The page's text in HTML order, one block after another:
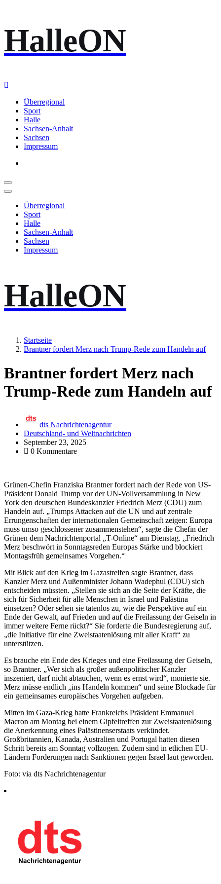
Inhalt
springen
HalleON
Überregional
Sport
Halle
Sachsen-Anhalt
Sachsen
Impressum
Überregional
Sport
Halle
Sachsen-Anhalt
Sachsen
Impressum
HalleON
Startseite
Brantner fordert Merz nach Trump-Rede zum Handeln auf
Brantner fordert Merz nach
Trump-Rede zum Handeln auf
dts Nachrichtenagentur
Deutschland- und Weltnachrichten
September 23, 2025
0 Kommentare
Grünen-Chefin Franziska Brantner fordert nach der Rede von US-
Präsident Donald Trump vor der UN-Vollversammlung in New
York den deutschen Bundeskanzler Friedrich Merz (CDU) zum
Handeln auf. „Trumps Attacken auf die UN und auf zentrale
Errungenschaften der internationalen Gemeinschaft zeigen: Europa
muss umso geschlossener zusammenstehen“, sagte die Chefin der
Grünen dem Nachrichtenportal „T-Online“ am Dienstag. „Friedrich
Merz beschwört in Sonntagsreden Europas Stärke und blockiert
Montagsfrüh gemeinsames Vorgehen.“
Mit Blick auf den Krieg im Gazastreifen sagte Brantner, dass
Kanzler Merz und Außenminister Johann Wadephul (CDU) sich
entscheiden müssten. „Stellen sie sich an die Seite der Kräfte, die
sich für Sicherheit für alle Menschen in Israel und Palästina
einsetzen? Oder sehen sie tatenlos zu, wie die Perspektive auf ein
Ende der Gewalt, auf Frieden und auf die Freilassung der Geiseln in
immer weitere Ferne rückt?“ Sie forderte die Bundesregierung auf,
„die Initiative für eine Zweistaatenlösung mit aller Kraft“ zu
unterstützen.
Es brauche ein Ende des Krieges und eine Freilassung der Geiseln,
so Brantner. „Wer sich als großer außenpolitischer Kanzler
inszeniert, darf nicht abtauchen, wenn es ernst wird“, monierte sie.
Merz müsse endlich „ins Handeln kommen“ und seine Blockade für
ein gemeinsames europäisches Vorgehen aufgeben.
Mitten im Gaza-Krieg hatte Frankreichs Präsident Emmanuel
Macron am Montag bei einem Gipfeltreffen zur Zweistaatenlösung
die Anerkennung eines Palästinenserstaats verkündet.
Großbritannien, Kanada, Australien und Portugal hatten diesen
Schritt bereits am Sonntag vollzogen. Zudem sind in etlichen EU-
Ländern Forderungen nach Sanktionen gegen Israel laut geworden.
Foto: via dts Nachrichtenagentur